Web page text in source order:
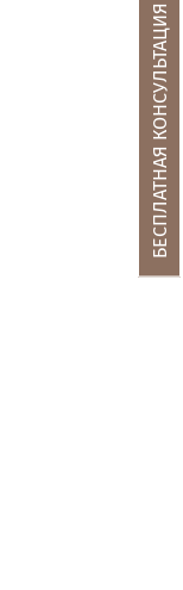
БЕСПЛАТНАЯ КОНСУЛЬТАЦИЯ